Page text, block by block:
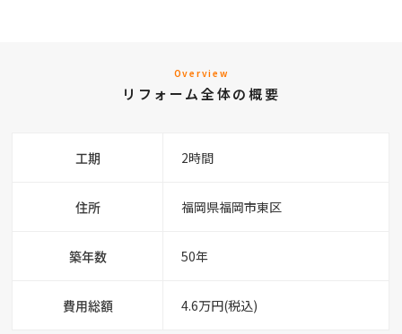
Overview
リフォーム全体の概要
工期 2時間
住所 福岡県福岡市東区
築年数 50年
費用総額 4.6万円(税込)